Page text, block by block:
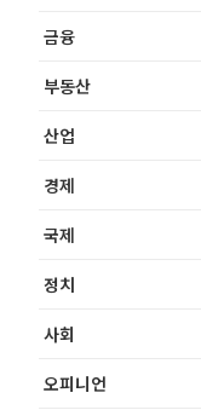
금융
부동산
산업
경제
국제
정치
사회
오피니언